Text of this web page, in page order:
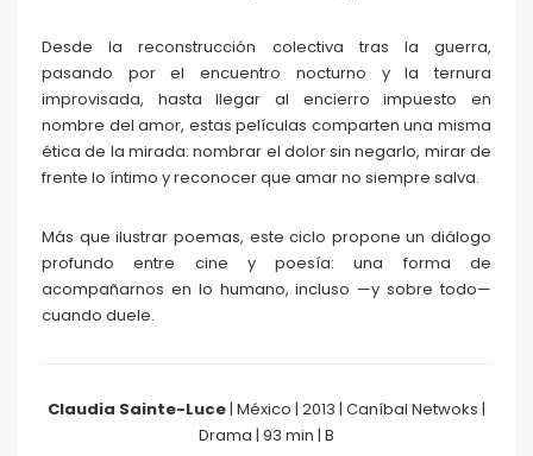
Desde la reconstrucción colectiva tras la guerra,
pasando por el encuentro nocturno y la ternura
improvisada, hasta llegar al encierro impuesto en
nombre del amor, estas películas comparten una misma
ética de la mirada: nombrar el dolor sin negarlo, mirar de
frente lo íntimo y reconocer que amar no siempre salva.
Más que ilustrar poemas, este ciclo propone un diálogo
profundo entre cine y poesía: una forma de
acompañarnos en lo humano, incluso —y sobre todo—
cuando duele.
Claudia Sainte-Luce| México | 2013 | Caníbal Netwoks |
Drama | 93 min | B